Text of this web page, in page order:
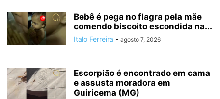
Bebê é pega no flagra pela mãe
comendo biscoito escondida na...
Italo Ferreira - agosto 7, 2026
Escorpião é encontrado em cama
e assusta moradora em
Guiricema (MG)